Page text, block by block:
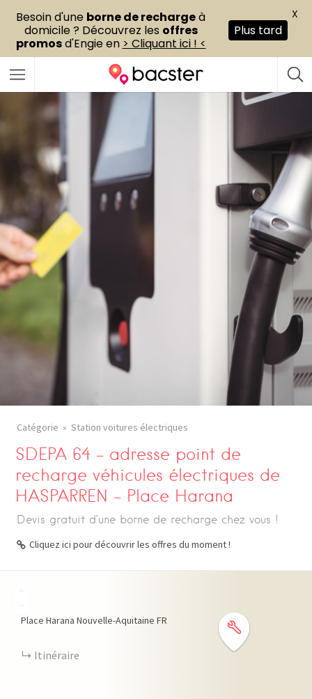
Catégorie Station voitures électriques
SDEPA 64 – adresse point de
recharge véhicules électriques de
HASPARREN – Place Harana
Devis gratuit d’une borne de recharge chez vous !
Cliquez ici pour découvrir les offres du moment !
Place Harana Nouvelle-Aquitaine FR
Itinéraire
Besoin d'une borne de rechargeà
domicile ? Découvrez les offres
promosd'Engie en > Cliquant ici ! <
Plus tard
X